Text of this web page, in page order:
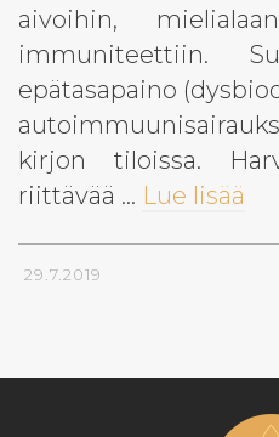
aivoihin,
immuniteettiin.
epätasapaino
kirjon tiloissa.
riittävää … Lue lisää
29.7.2019